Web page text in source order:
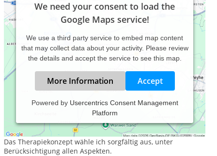
We need your consent to load the
Google Maps service!
We use a third party service to embed map content
that may collect data about your activity. Please review
the details and accept the service to see this map.
More Information Accept
Powered by Usercentrics Consent Management
Platform
Meine Lebensphilosophie besteht darin, den Menschen das
Verständnis der Gesundheit auf allen Ebenen zu vermitteln.
Das Therapiekonzept wähle ich sorgfältig aus, unter
Berücksichtigung allen Aspekten.